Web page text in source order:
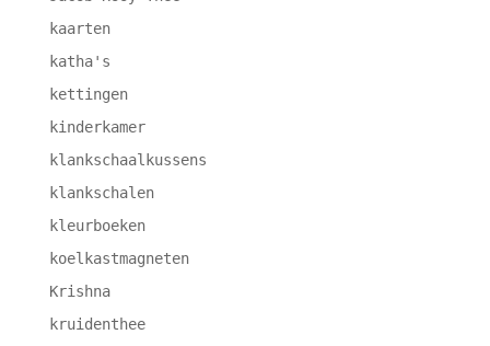
kaarten
katha's
kettingen
kinderkamer
klankschaalkussens
klankschalen
kleurboeken
koelkastmagneten
Krishna
kruidenthee